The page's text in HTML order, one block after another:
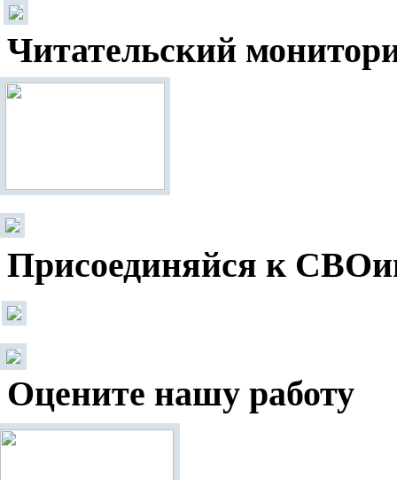
Читательский
Присоединяйся к
Оцените нашу работу